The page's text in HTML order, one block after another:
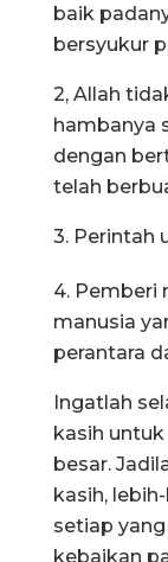
baik
bersyukur
2, Allah
hambanya
dengan
telah
3. Perintah
4. Pemberi
manusia
perantara
Ingatlah
kasih
besar.
kasih,
setiap
kebaikan